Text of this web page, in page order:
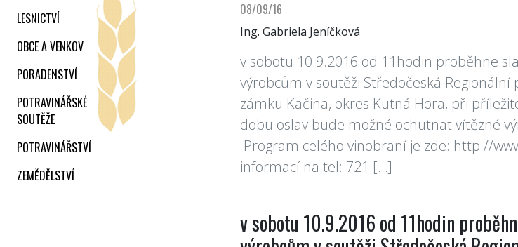
LESNICTVÍ
OBCE A VENKOV
PORADENSTVÍ
POTRAVINÁŘSKÉ
SOUTĚŽE
POTRAVINÁŘSTVÍ
ZEMĚDĚLSTVÍ
08/09/16
Ing. Gabriela Jeníčková
v sobotu 10.9.2016 od 11hodin proběhne
výrobcům v soutěži Středočeská
zámku Kačina, okres Kutná Hora, při
dobu oslav bude možné ochutnat vítězné
Program celého vinobraní je zde: http://
informací na tel: 721 […]
v sobotu 10.9.2016 od 11hodin